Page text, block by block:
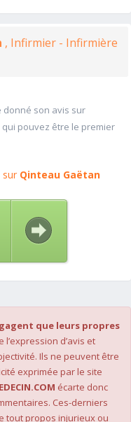
, Infirmier - Infirmière
son avis sur
qui pouvez être le premier
sur Qinteau Gaëtan
que leurs propres
d’avis et
Ils ne peuvent être
exprimée par le site
écarte donc
Ces-derniers
tout propos injurieux ou